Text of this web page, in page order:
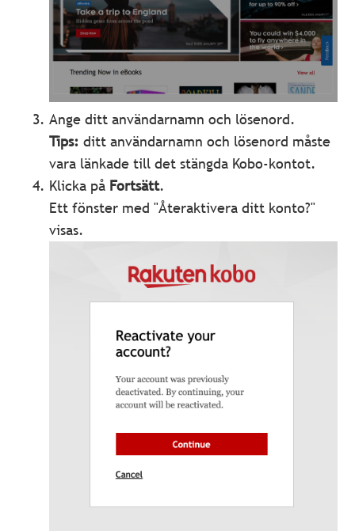
Ange ditt användarnamn och lösenord.
Tips: ditt användarnamn och lösenord måste
vara länkade till det stängda Kobo-kontot.
Klicka på Fortsätt.
Ett fönster med "Återaktivera ditt konto?"
visas.